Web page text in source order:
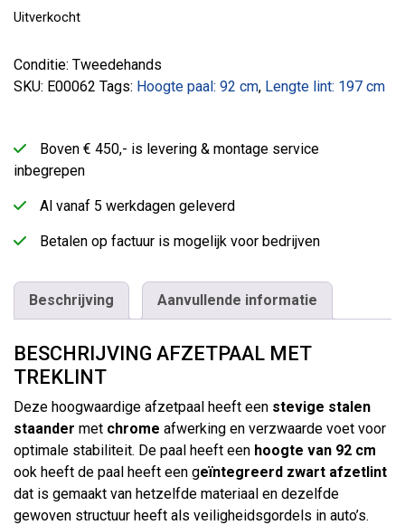
Uitverkocht
Conditie: Tweedehands
SKU: E00062 Tags: Hoogte paal: 92 cm, Lengte lint: 197 cm
Boven € 450,- is levering & montage service
inbegrepen
Al vanaf 5 werkdagen geleverd
Betalen op factuur is mogelijk voor bedrijven
Beschrijving Aanvullende informatie
BESCHRIJVING AFZETPAAL MET
TREKLINT
Deze hoogwaardige afzetpaal heeft een stevige stalen
staander met chrome afwerking en verzwaarde voet voor
optimale stabiliteit. De paal heeft een hoogte van 92 cm
ook heeft de paal heeft een geïntegreerd zwart afzetlint
dat is gemaakt van hetzelfde materiaal en dezelfde
gewoven structuur heeft als veiligheidsgordels in auto’s.